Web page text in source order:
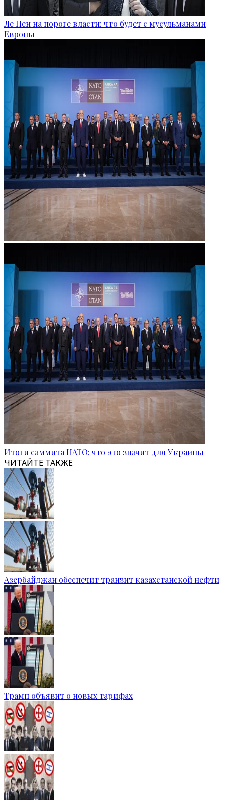
Ле Пен на пороге власти: что будет с мусульманами
Европы
Итоги саммита НАТО: что это значит для Украины
ЧИТАЙТЕ ТАКЖЕ
Азербайджан обеспечит транзит казахстанской нефти
Трамп объявит о новых тарифах